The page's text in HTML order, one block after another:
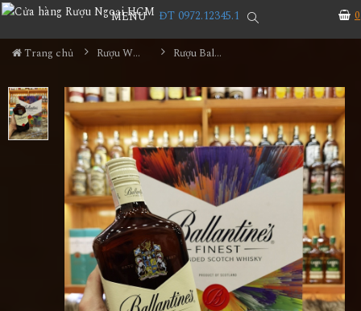
0
MENU ĐT 0972.12345.1
Trang chủ Rượu Whisky Rượu Ballantine Finest Hộp Quà 2026